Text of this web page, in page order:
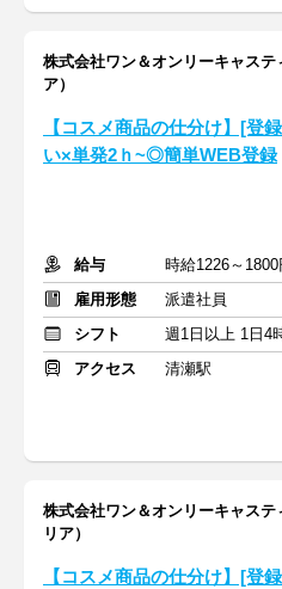
株式会社ワン＆オンリーキャステ
ア）
【コスメ商品の仕分け】[登
い×単発2ｈ~◎簡単WEB登録
給与
時給1226～
雇用形態
派遣社員
シフト
週1日以上 1日4
アクセス
清瀬駅
株式会社ワン＆オンリーキャス
リア）
【コスメ商品の仕分け】[登